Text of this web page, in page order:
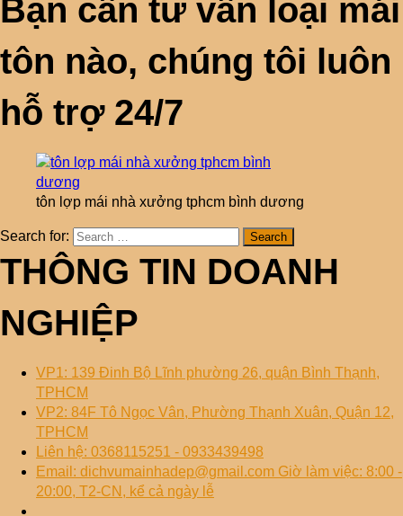
Bạn cần tư vấn loại mái
tôn nào, chúng tôi luôn
hỗ trợ 24/7
tôn lợp mái nhà xưởng tphcm bình dương
Search for:
THÔNG TIN DOANH
NGHIỆP
VP1: 139 Đinh Bộ Lĩnh phường 26, quận Bình Thạnh,
TPHCM
VP2: 84F Tô Ngọc Vân, Phường Thạnh Xuân, Quận 12,
TPHCM
Liên hệ: 0368115251 - 0933439498
Email: dichvumainhadep@gmail.com Giờ làm việc: 8:00 -
20:00, T2-CN, kể cả ngày lễ